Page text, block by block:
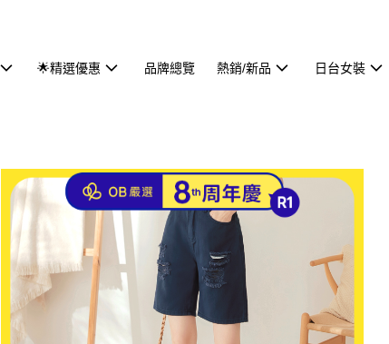
🌟精選優惠 品牌總覽 熱銷/新品 日台女裝